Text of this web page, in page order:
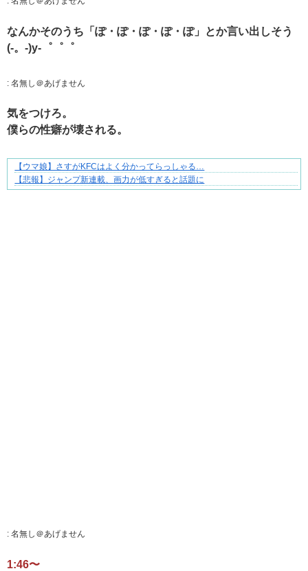
なんかそのうち「ぽ・ぽ・ぽ・ぽ・ぽ」とか言い出しそう
(-。-)y-゜゜゜
: 名無し＠あげません
気をつけろ。
僕らの性癖が壊される。
ぜんぶ私が中心、そう思われたくないのに
【ウマ娘】さすがKFCはよく分かってらっしゃる…
【悲報】ジャンプ新連載、画力が低すぎると話題に
: 名無し＠あげません
1:46〜